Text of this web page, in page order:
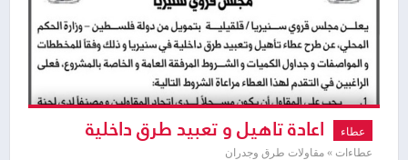
عطاء اعادة تاهيل و تعبيد طرق داخلية
عطاءات » مقاولات طرق وجدران